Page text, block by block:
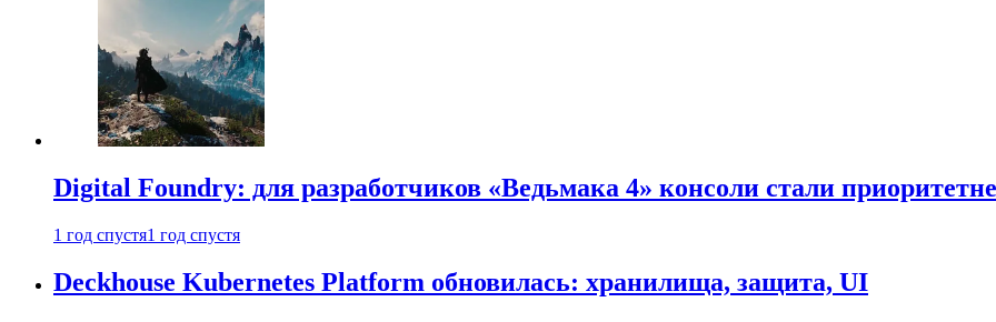
Digital Foundry: для разработчиков «Ведьмака 4» консоли стали
1 год спустя1 год спустя
Deckhouse Kubernetes Platform обновилась: хранилища, защита, UI